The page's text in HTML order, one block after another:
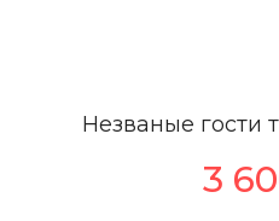
Незваные гости
3